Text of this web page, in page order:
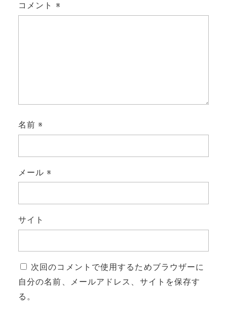
コメント ※
名前※
メール※
サイト
次回のコメントで使用するためブラウザーに
自分の名前、メールアドレス、サイトを保存す
る。